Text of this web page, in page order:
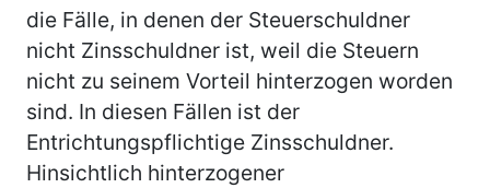
die Fälle, in denen der Steuerschuldner
nicht Zinsschuldner ist, weil die Steuern
nicht zu seinem Vorteil hinterzogen worden
sind. In diesen Fällen ist der
Entrichtungspflichtige Zinsschuldner.
Hinsichtlich hinterzogener